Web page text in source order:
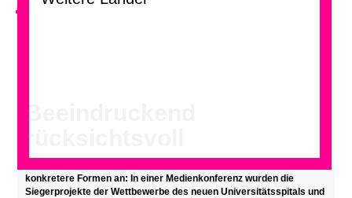
<
konkretere Formen an: In einer Medienkonferenz wurden die
Siegerprojekte der Wettbewerbe des neuen Universitätsspitals und